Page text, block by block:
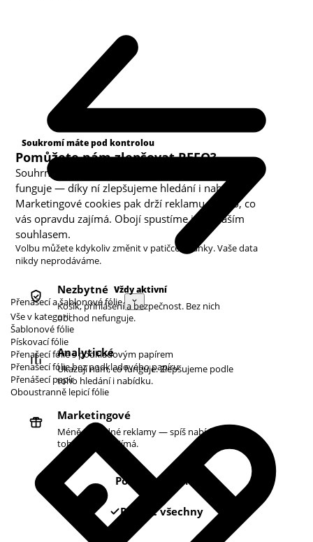
Přenášecí a šablonové fólie
Vše v kategorii
Šablonové fólie
Pískovací fólie
Přenašecí fólie s podkladovým papírem
Přenašecí fólie bez podkladového papíru
Přenášecí papír
Oboustranně lepicí fólie
Soukromí máte pod kontrolou
Pomůžete nám zlepšovat REFO?
Souhrnná analytika nám ukazuje, co v obchodě
funguje — díky ní zlepšujeme hledání i nabídku.
Marketingové cookies pak drží reklamu u toho, co
vás opravdu zajímá. Obojí spustíme jen s vaším
souhlasem.
Volbu můžete kdykoliv změnit v patičce stránky. Vaše data
nikdy neprodáváme.
Kategorie cookies
Nezbytné Vždy aktivní
Košík, přihlášení a bezpečnost. Bez nich
obchod nefunguje.
Analytické
Ukazují nám, co funguje. Zlepšujeme podle
toho hledání i nabídku.
Marketingové
Méně náhodné reklamy — spíš nabídky podle
toho, co vás zajímá.
Pouze nezbytné
Povolit všechny